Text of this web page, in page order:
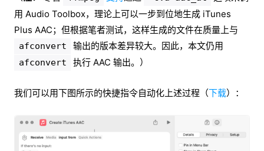
用 Audio Toolbox，理论上可以一步到位地生成 iTunes
Plus AAC；但根据笔者测试，这样生成的文件在质量上与
afconvert 输出的版本差异较大。因此，本文仍用
afconvert 执行 AAC 输出。）
我们可以用下图所示的快捷指令自动化上述过程（下载）：